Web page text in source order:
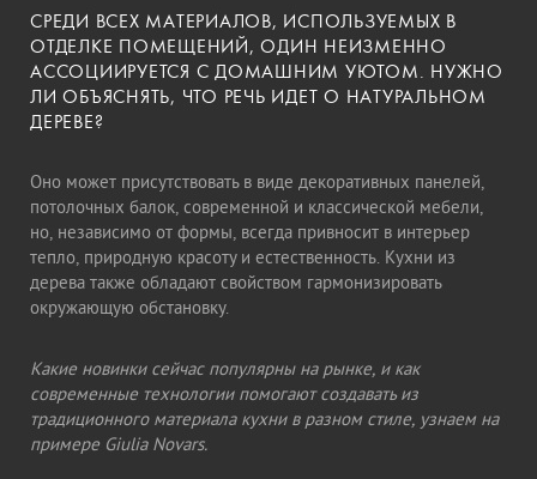
СРЕДИ ВСЕХ МАТЕРИАЛОВ, ИСПОЛЬЗУЕМЫХ В
ОТДЕЛКЕ ПОМЕЩЕНИЙ, ОДИН НЕИЗМЕННО
АССОЦИИРУЕТСЯ С ДОМАШНИМ УЮТОМ. НУЖНО
ЛИ ОБЪЯСНЯТЬ, ЧТО РЕЧЬ ИДЕТ О НАТУРАЛЬНОМ
ДЕРЕВЕ?
Оно может присутствовать в виде декоративных панелей,
потолочных балок, современной и классической мебели,
но, независимо от формы, всегда привносит в интерьер
тепло, природную красоту и естественность. Кухни из
дерева также обладают свойством гармонизировать
окружающую обстановку.
Какие новинки сейчас популярны на рынке, и как
современные технологии помогают создавать из
традиционного материала кухни в разном стиле, узнаем на
примере Giulia Novars.